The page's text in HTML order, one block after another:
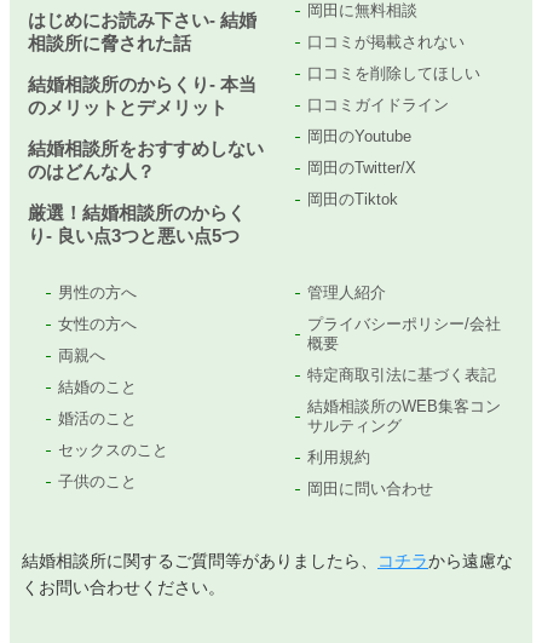
はじめにお読み下さい- 結婚
相談所に脅された話
結婚相談所のからくり- 本当
のメリットとデメリット
結婚相談所をおすすめしない
のはどんな人？
厳選！結婚相談所のからく
り- 良い点3つと悪い点5つ
岡田に無料相談
口コミが掲載されない
口コミを削除してほしい
口コミガイドライン
岡田のYoutube
岡田のTwitter/X
岡田のTiktok
男性の方へ
女性の方へ
両親へ
結婚のこと
婚活のこと
セックスのこと
子供のこと
管理人紹介
プライバシーポリシー/会社
概要
特定商取引法に基づく表記
結婚相談所のWEB集客コン
サルティング
利用規約
岡田に問い合わせ
結婚相談所に関するご質問等がありましたら、 コチラから遠慮な
くお問い合わせください。